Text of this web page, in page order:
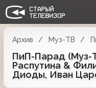
Архив Муз-ТВ
ПиП-Парад (Муз-
Распутина &
Диоды, Иван